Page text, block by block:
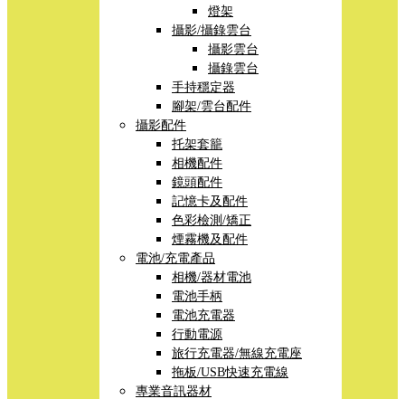
燈架
攝影/攝錄雲台
攝影雲台
攝錄雲台
手持穩定器
腳架/雲台配件
攝影配件
托架套籠
相機配件
鏡頭配件
記憶卡及配件
色彩檢測/矯正
煙霧機及配件
電池/充電產品
相機/器材電池
電池手柄
電池充電器
行動電源
旅行充電器/無線充電座
拖板/USB快速充電線
專業音訊器材